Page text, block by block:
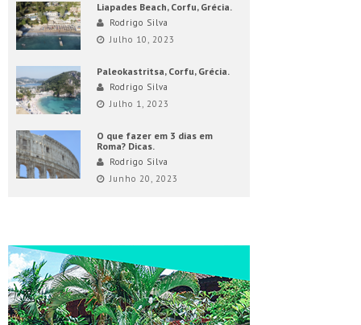
Liapades Beach, Corfu, Grécia.
Rodrigo Silva
Julho 10, 2023
Paleokastritsa, Corfu, Grécia.
Rodrigo Silva
Julho 1, 2023
O que fazer em 3 dias em
Roma? Dicas.
Rodrigo Silva
Junho 20, 2023